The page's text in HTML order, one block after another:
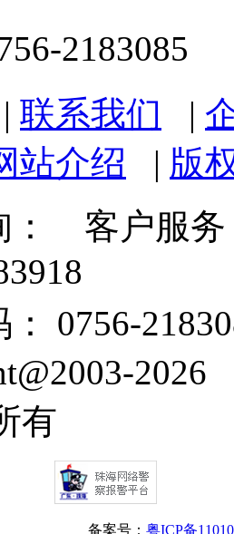
2183085
联系我们 |
站介绍 | 版
客户服务
： 0756-
有
备案号： 粤ICP备